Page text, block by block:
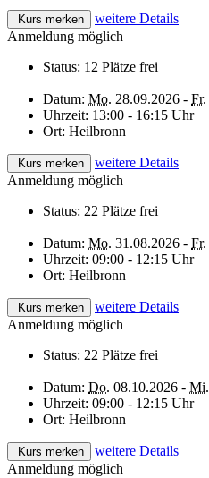
Kurs merken
weitere Details
Anmeldung möglich
Status: 12 Plätze frei
Datum: Mo. 28.09.2026 - Fr.
Uhrzeit: 13:00 - 16:15 Uhr
Ort: Heilbronn
Kurs merken
weitere Details
Anmeldung möglich
Status: 22 Plätze frei
Datum: Mo. 31.08.2026 - Fr.
Uhrzeit: 09:00 - 12:15 Uhr
Ort: Heilbronn
Kurs merken
weitere Details
Anmeldung möglich
Status: 22 Plätze frei
Datum: Do. 08.10.2026 - Mi.
Uhrzeit: 09:00 - 12:15 Uhr
Ort: Heilbronn
Kurs merken
weitere Details
Anmeldung möglich